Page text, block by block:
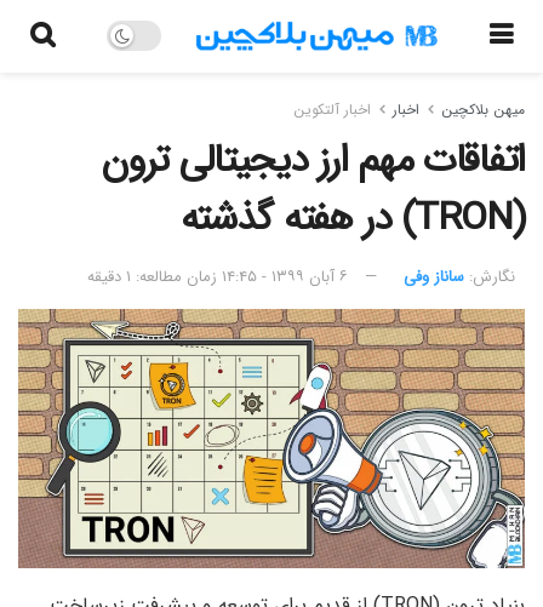
میهن بلاکچین اخبار اخبار آلتکوین
اتفاقات مهم ارز دیجیتالی ترون
(TRON) در هفته گذشته
نگارش:‌ ساناز وفی ۶ آبان ۱۳۹۹ - ۱۴:۴۵ زمان مطالعه: ۱ دقیقه